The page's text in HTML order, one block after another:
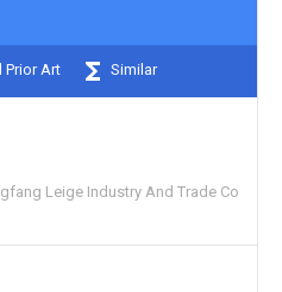
Prior Art Similar
Leige Industry And Trade Co